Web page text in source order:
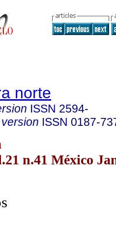
norte
ISSN 2594-
ISSN 0187-
n.41 México